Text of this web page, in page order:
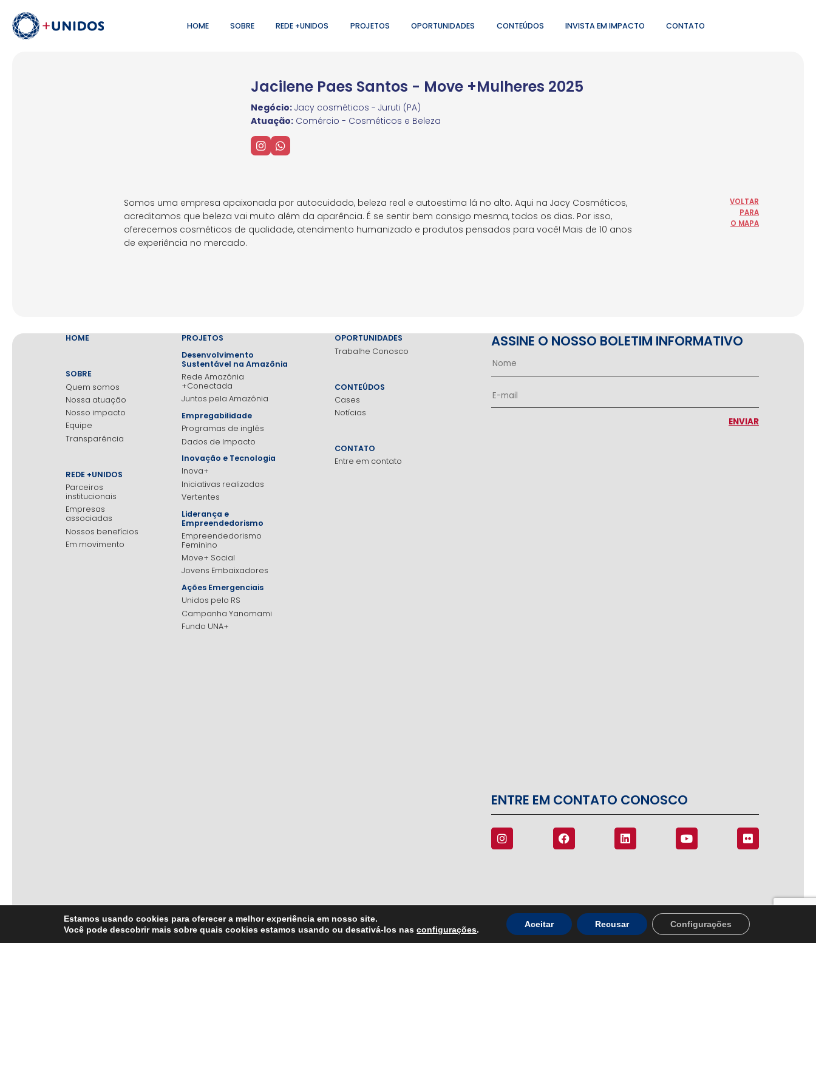
HOME SOBRE REDE +UNIDOS PROJETOS OPORTUNIDADES CONTEÚDOS INVISTA EM IMPACTO CONTATO
Jacilene Paes Santos - Move +Mulheres 2025
Negócio: Jacy cosméticos - Juruti (PA)
Atuação: Comércio - Cosméticos e Beleza
Somos uma empresa apaixonada por autocuidado, beleza real e autoestima lá no alto. Aqui na Jacy Cosméticos,
acreditamos que beleza vai muito além da aparência. É se sentir bem consigo mesma, todos os dias. Por isso,
oferecemos cosméticos de qualidade, atendimento humanizado e produtos pensados para você! Mais de 10 anos
de experiência no mercado.
VOLTAR
PARA
O MAPA
HOME
SOBRE
Quem somos
Nossa atuação
Nosso impacto
Equipe
Transparência
REDE +UNIDOS
Parceiros
institucionais
Empresas
associadas
Nossos benefícios
Em movimento
PROJETOS
Desenvolvimento
Sustentável na Amazônia
Rede Amazônia
+Conectada
Juntos pela Amazônia
Empregabilidade
Programas de inglês
Dados de Impacto
Inovação e Tecnologia
Inova+
Iniciativas realizadas
Vertentes
Liderança e
Empreendedorismo
Empreendedorismo
Feminino
Move+ Social
Jovens Embaixadores
Ações Emergenciais
Unidos pelo RS
Campanha Yanomami
Fundo UNA+
OPORTUNIDADES
Trabalhe Conosco
CONTEÚDOS
Cases
Notícias
CONTATO
Entre em contato
ASSINE O NOSSO BOLETIM INFORMATIVO
ENTRE EM CONTATO CONOSCO
Estamos usando cookies para oferecer a melhor experiência em nosso site.
Você pode descobrir mais sobre quais cookies estamos usando ou desativá-los nasconfigurações.
Aceitar Recusar Configurações